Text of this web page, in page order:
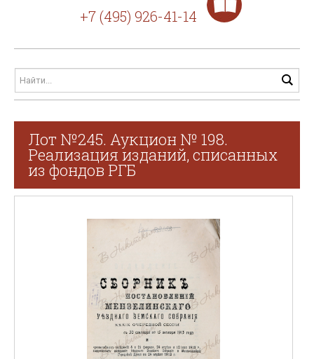
+7 (495) 926-41-14
Лот №245. Аукцион № 198.
Реализация изданий, списанных
из фондов РГБ